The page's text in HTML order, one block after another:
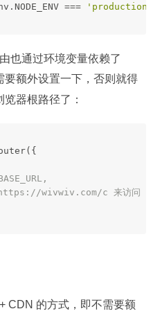
===
'production'
也通过环境变量依赖了
要额外设置一下，否则就得
器根路径了：
wivwiv.com/c 来访问
CDN 的方式，即不需要额